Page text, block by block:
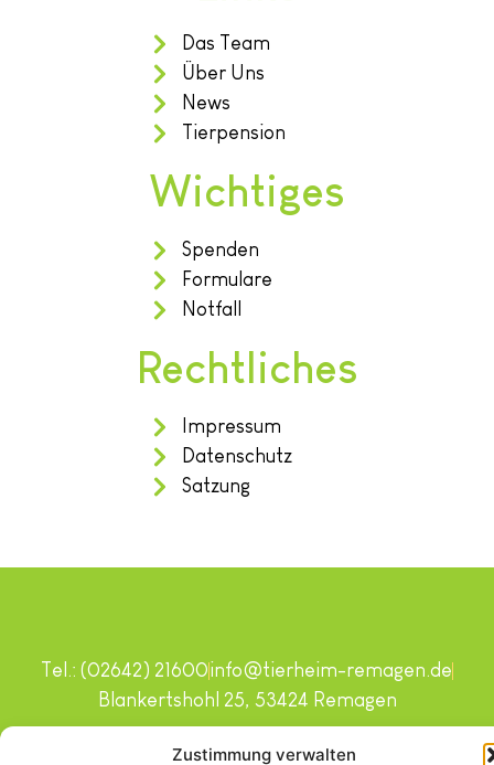
Zustimmung verwalten
Das Team
Über Uns
News
Tierpension
Wichtiges
Spenden
Formulare
Notfall
Rechtliches
Impressum
Datenschutz
Satzung
Copyright © 2024. Alle Rechte vorbehalten.
Tel.: (02642) 21600info@tierheim-remagen.de
Blankertshohl 25, 53424 Remagen